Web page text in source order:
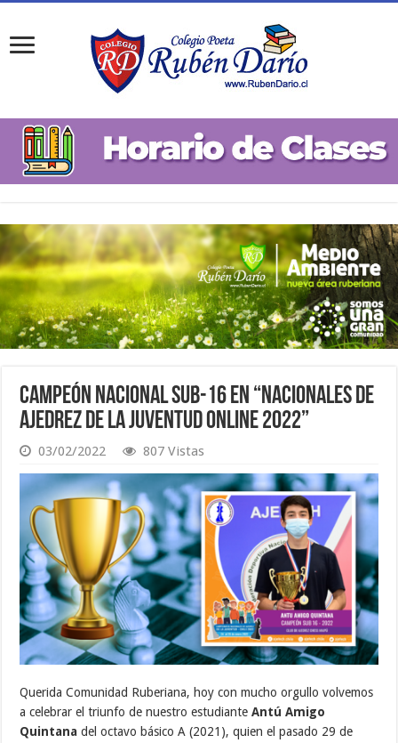
Campeón Nacional Sub-16 en “Nacionales de
Ajedrez de la Juventud Online 2022”
03/02/2022 807 Vistas
Querida Comunidad Ruberiana, hoy con mucho orgullo volvemos
a celebrar el triunfo de nuestro estudianteAntú Amigo
Quintana del octavo básico A (2021), quien el pasado 29 de